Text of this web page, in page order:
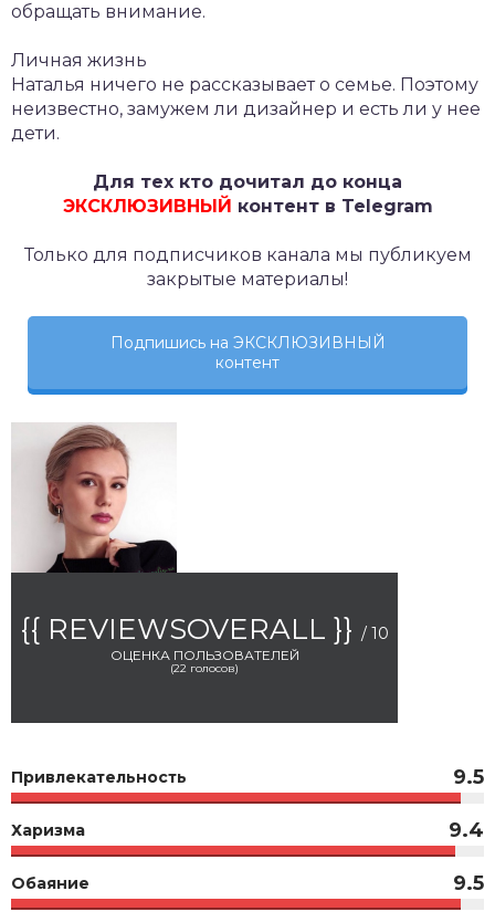
обращать внимание.
Личная жизнь
Наталья ничего не рассказывает о семье. Поэтому
неизвестно, замужем ли дизайнер и есть ли у нее
дети.
Для тех кто дочитал до конца
ЭКСКЛЮЗИВНЫЙ контент в Telegram
Только для подписчиков канала мы публикуем
закрытые материалы!
Подпишись на ЭКСКЛЮЗИВНЫЙ
контент
{{ REVIEWSOVERALL }} / 10
ОЦЕНКА ПОЛЬЗОВАТЕЛЕЙ
(22 голосов)
Привлекательность 9.5
Харизма 9.4
Обаяние 9.5